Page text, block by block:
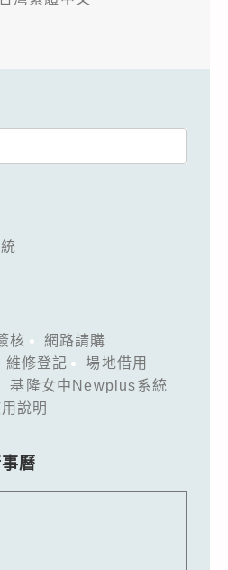
核
網路請購
維修登記
場地借用
基隆女中Newplus系統
說明
曆